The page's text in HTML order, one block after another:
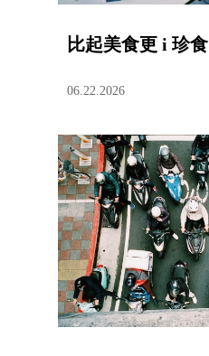
比起美食更 i 珍食
06.22.2026